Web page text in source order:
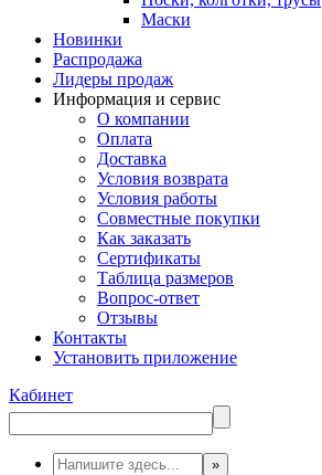
Маски
Новинки
Распродажа
Лидеры продаж
Информация и сервис
О компании
Оплата
Доставка
Условия возврата
Условия работы
Совместные покупки
Как заказать
Сертификаты
Таблица размеров
Вопрос-ответ
Отзывы
Контакты
Установить приложение
Кабинет